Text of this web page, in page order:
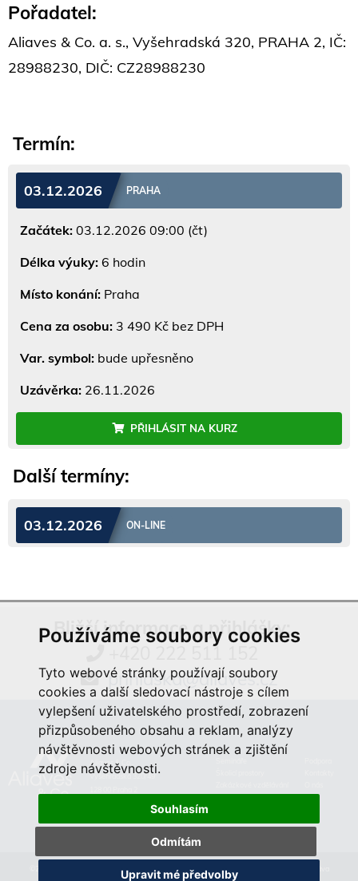
Používáme soubory cookies
Tyto webové stránky používají soubory
cookies a další sledovací nástroje s cílem
vylepšení uživatelského prostředí, zobrazení
přizpůsobeného obsahu a reklam, analýzy
návštěvnosti webových stránek a zjištění
zdroje návštěvnosti.
Souhlasím
Odmítám
Upravit mé předvolby
Pořadatel:
Aliaves & Co. a. s., Vyšehradská 320, PRAHA 2, IČ:
28988230, DIČ: CZ28988230
Termín:
03.12.2026 PRAHA
Začátek: 03.12.2026 09:00 (čt)
Délka výuky: 6 hodin
Místo konání: Praha
Cena za osobu: 3 490 Kč bez DPH
Var. symbol: bude upřesněno
Uzávěrka: 26.11.2026
PŘIHLÁSIT NA KURZ
Další termíny:
03.12.2026 ON-LINE
Bližší informace a přihlášky:
+420 222 511 152
prihlaska@aliaves.cz
Aliaves & Co.,
Vyšehradská 320/49
©2019 Aliaves & Co., a.s. Specialista na kurzy, školení a zakázkové vzdělávání. Všechna práva